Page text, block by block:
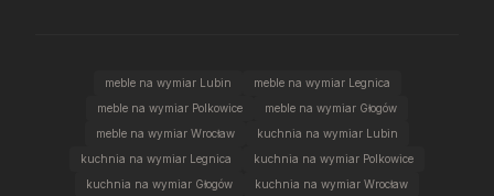
meble na wymiar Lubin
meble na wymiar Legnica
meble na wymiar Polkowice
meble na wymiar Głogów
meble na wymiar Wrocław
kuchnia na wymiar Lubin
kuchnia na wymiar Legnica
kuchnia na wymiar Polkowice
kuchnia na wymiar Głogów
kuchnia na wymiar Wrocław